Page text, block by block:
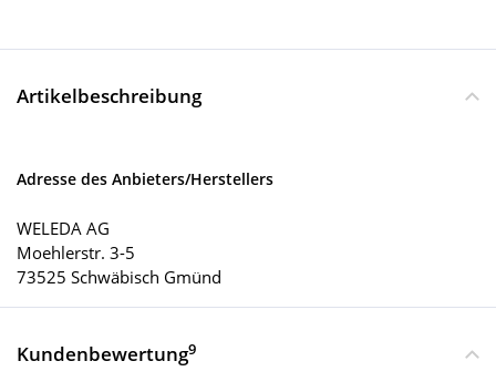
Artikelbeschreibung
Adresse des Anbieters/Herstellers
WELEDA AG
Moehlerstr. 3-5
73525 Schwäbisch Gmünd
Kundenbewertung9